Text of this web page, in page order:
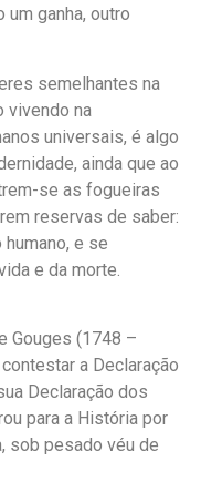
ganha, outro
semelhantes na
vivendo na
universais, é algo
ainda que ao
se as fogueiras
reservas de saber:
e se
e da morte.
Gouges (1748 –
a Declaração
Declaração dos
para a História por
sob pesado véu de